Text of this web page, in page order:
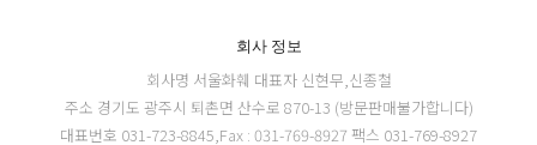
회사 정보
회사명 서울화훼 대표자 신현무,신종철
주소 경기도 광주시 퇴촌면 산수로 870-13 (방문판매불가합니다)
대표번호 031-723-8845,Fax : 031-769-8927 팩스 031-769-8927